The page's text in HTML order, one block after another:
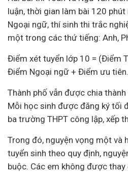
luận, thời gian làm bài 120
Ngoại ngữ, thí sinh thi trắc
một trong các thứ tiếng: Anh,
Điểm xét tuyển lớp 10 = (Điểm
Điểm Ngoại ngữ + Điểm ưu tiên.
Thành phố vẫn được chia
Mỗi học sinh được đăng ký tối
ba trường THPT công lập, xếp
Trong đó, nguyện vọng một và
tuyển sinh theo quy định,
buộc. Các em không được